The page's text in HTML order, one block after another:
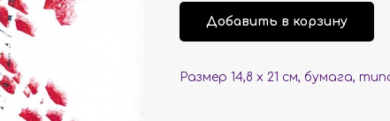
Добавить в корзину
Размер 14,8 x 21 см, бумага,